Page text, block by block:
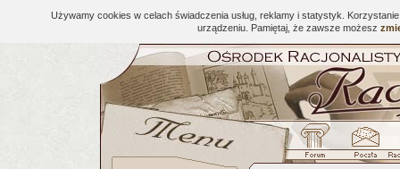
Używamy cookies w celach świadczenia usług, reklamy i statystyk.
urządzeniu. Pamiętaj, że zawsze możesz